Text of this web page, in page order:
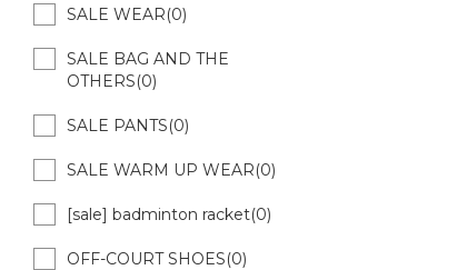
SALE WEAR(0)
SALE BAG AND THE
OTHERS(0)
SALE PANTS(0)
SALE WARM UP WEAR(0)
[sale] badminton racket(0)
OFF-COURT SHOES(0)